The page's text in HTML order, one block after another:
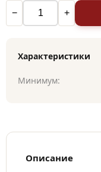
− +
Характеристики
Минимум:
Описание